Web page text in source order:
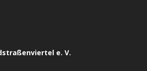
e. V.